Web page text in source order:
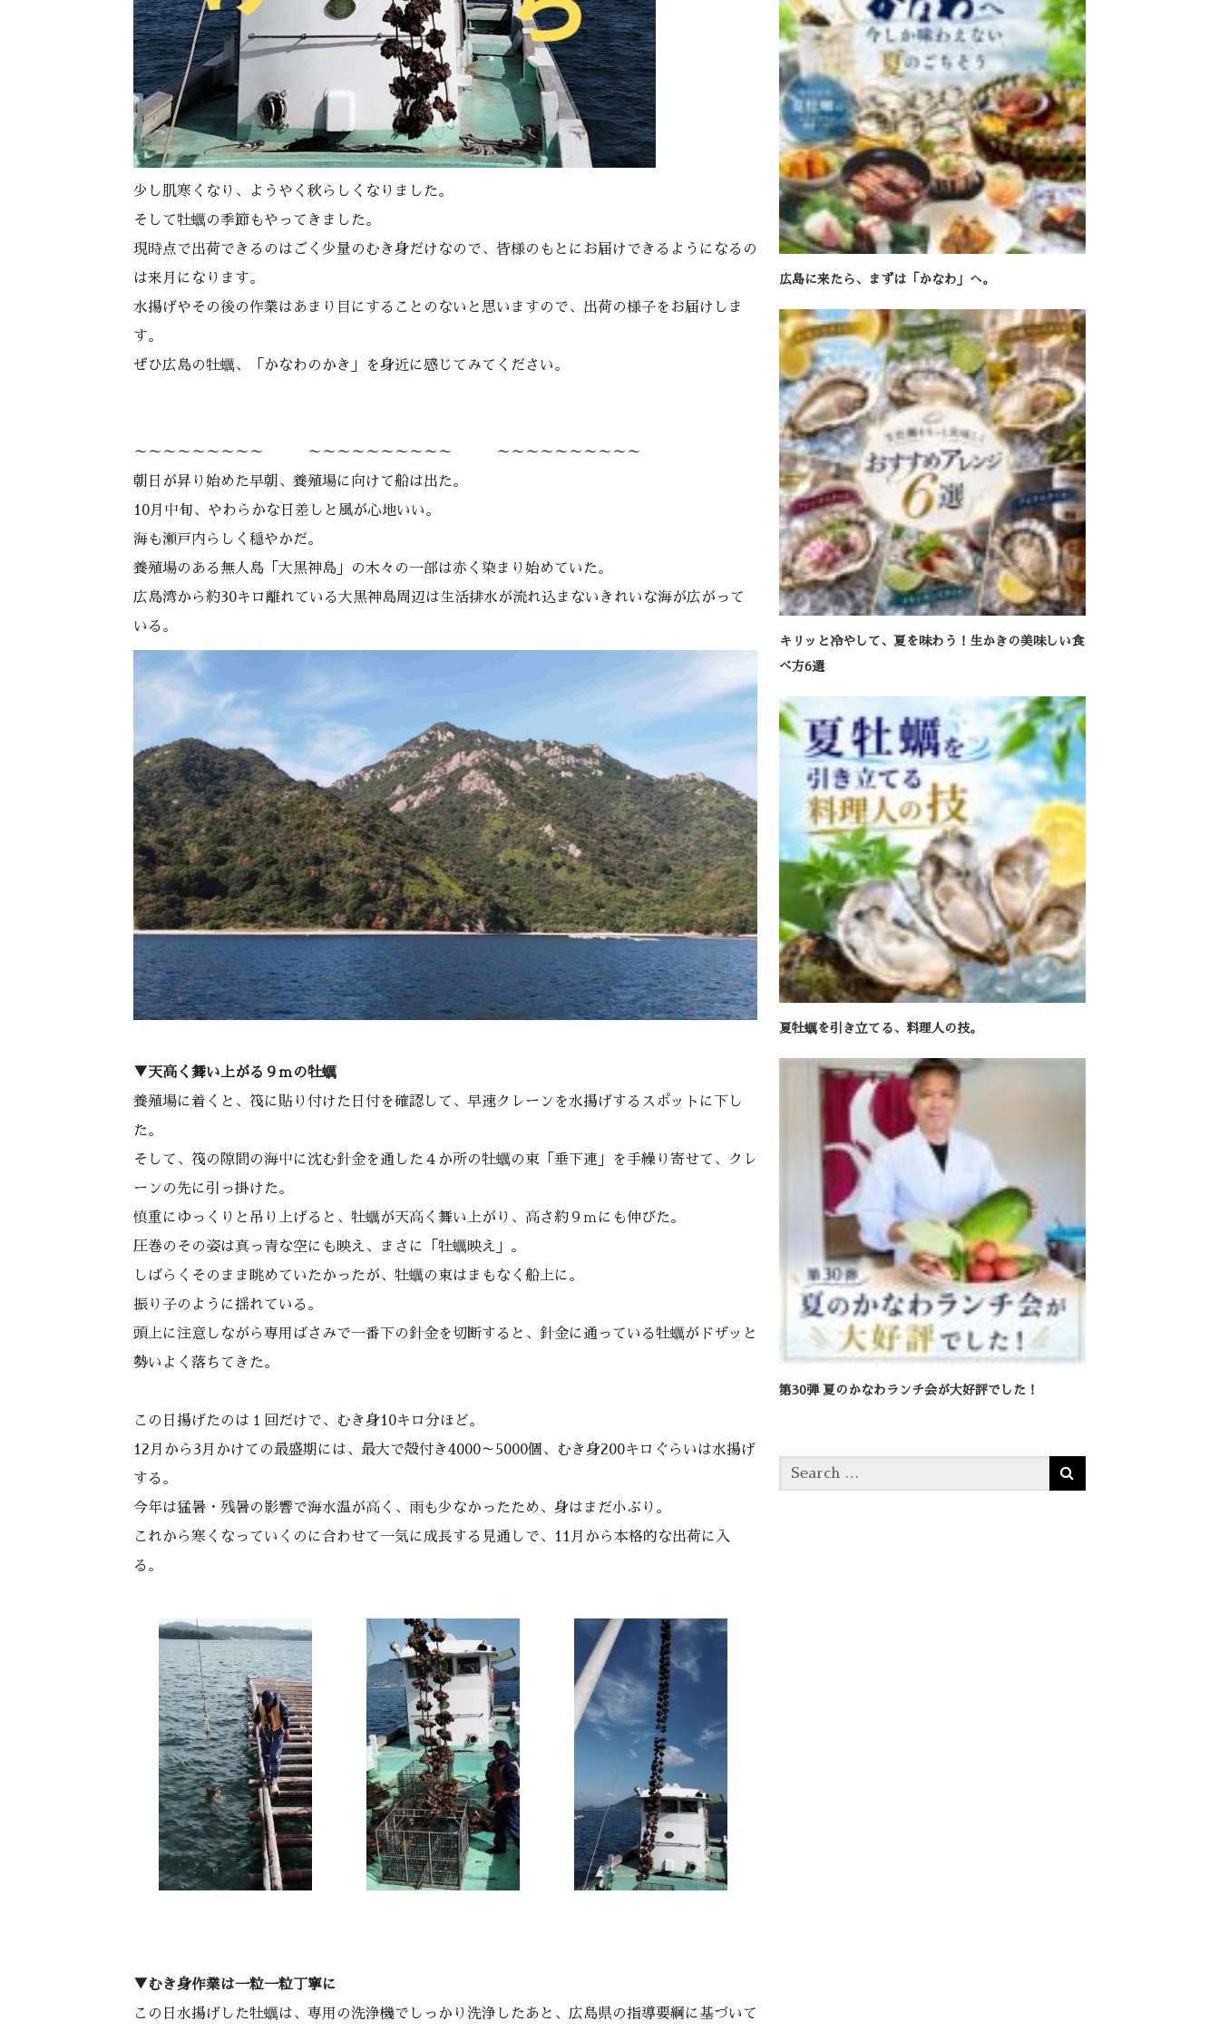
少し肌寒くなり、ようやく秋らしくなりました。
そして牡蠣の季節もやってきました。
現時点で出荷できるのはごく少量のむき身だけなので、皆様のもとにお届けできるようになるの
は来月になります。
水揚げやその後の作業はあまり目にすることのないと思いますので、出荷の様子をお届けしま
す。
ぜひ広島の牡蠣、「かなわのかき」を身近に感じてみてください。
～～～～～～～～～ ～～～～～～～～～～ ～～～～～～～～～～
朝日が昇り始めた早朝、養殖場に向けて船は出た。
10月中旬、やわらかな日差しと風が心地いい。
海も瀬戸内らしく穏やかだ。
養殖場のある無人島「大黒神島」の木々の一部は赤く染まり始めていた。
広島湾から約30キロ離れている大黒神島周辺は生活排水が流れ込まないきれいな海が広がって
いる。
▼天高く舞い上がる９ｍの牡蠣
養殖場に着くと、筏に貼り付けた日付を確認して、早速クレーンを水揚げするスポットに下し
た。
そして、筏の隙間の海中に沈む針金を通した４か所の牡蠣の束「垂下連」を手繰り寄せて、クレ
ーンの先に引っ掛けた。
慎重にゆっくりと吊り上げると、牡蠣が天高く舞い上がり、高さ約９ｍにも伸びた。
圧巻のその姿は真っ青な空にも映え、まさに「牡蠣映え」。
しばらくそのまま眺めていたかったが、牡蠣の束はまもなく船上に。
振り子のように揺れている。
頭上に注意しながら専用ばさみで一番下の針金を切断すると、針金に通っている牡蠣がドザッと
勢いよく落ちてきた。
この日揚げたのは１回だけで、むき身10キロ分ほど。
12月から3月かけての最盛期には、最大で殻付き4000～5000個、むき身200キロぐらいは水揚げ
する。
今年は猛暑・残暑の影響で海水温が高く、雨も少なかったため、身はまだ小ぶり。
これから寒くなっていくのに合わせて一気に成長する見通しで、11月から本格的な出荷に入
る。
▼むき身作業は一粒一粒丁寧に
この日水揚げした牡蠣は、専用の洗浄機でしっかり洗浄したあと、広島県の指導要綱に基づいて
広島に来たら、まずは「かなわ」へ。
キリッと冷やして、夏を味わう！生かきの美味しい食
べ方6選
夏牡蠣を引き立てる、料理人の技。
第30弾 夏のかなわランチ会が大好評でした！